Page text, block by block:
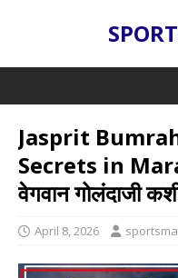
Jasprit
Secrets in
वेगवान गोलंदाजी
April 8, 2026